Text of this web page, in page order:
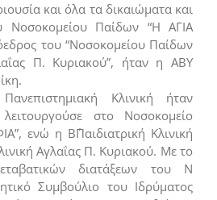
και όλα τα δικαιώματα και
Νοσοκομείου Παίδων “Η ΑΓΙΑ
του “Νοσοκομείου Παίδων
Π. Κυριακού”, ήταν η ΑΒΥ
Κλινική ήταν
στο Νοσοκομείο
ενώ η Β΄Παιδιατρική Κλινική
Αγλαΐας Π. Κυριακού. Με το
διατάξεων του Ν
Συμβούλιο του Ιδρύματος